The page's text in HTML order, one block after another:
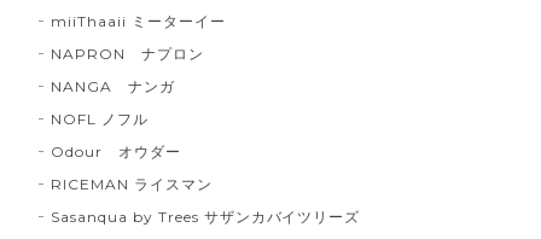
miiThaaii ミーターイー
NAPRON ナプロン
NANGA ナンガ
NOFL ノフル
Odour オウダー
RICEMAN ライスマン
Sasanqua by Trees サザンカバイツリーズ